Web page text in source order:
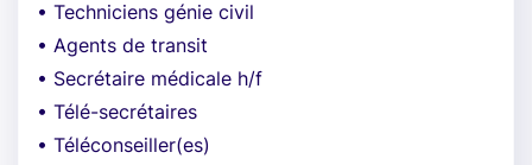
• Techniciens génie civil
• Agents de transit
• Secrétaire médicale h/f
• Télé-secrétaires
• Téléconseiller(es)